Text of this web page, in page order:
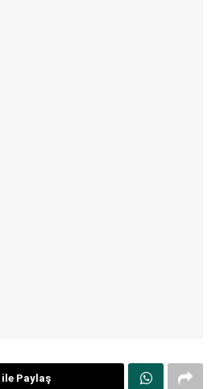
Paylaş